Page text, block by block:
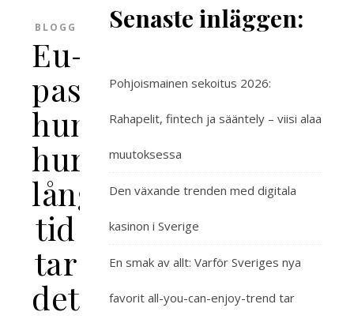
BLOGG
Eu-
pass
hund
hur
lång
tid
tar
det
Senaste inläggen:
Pohjoismainen sekoitus 2026:
Rahapelit, fintech ja sääntely – viisi alaa
muutoksessa
Den växande trenden med digitala
kasinon i Sverige
En smak av allt: Varför Sveriges nya
favorit all-you-can-enjoy-trend tar